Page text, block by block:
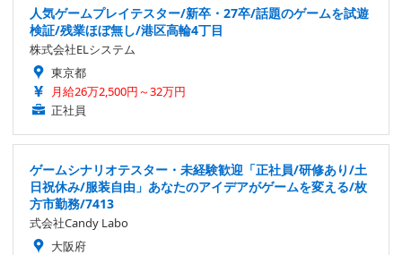
人気ゲームプレイテスター/新卒・27卒/話題のゲームを試遊
検証/残業ほぼ無し/港区高輪4丁目
株式会社ELシステム
東京都
月給26万2,500円～32万円
正社員
ゲームシナリオテスター・未経験歓迎「正社員/研修あり/土
日祝休み/服装自由」あなたのアイデアがゲームを変える/枚
方市勤務/7413
式会社Candy Labo
大阪府